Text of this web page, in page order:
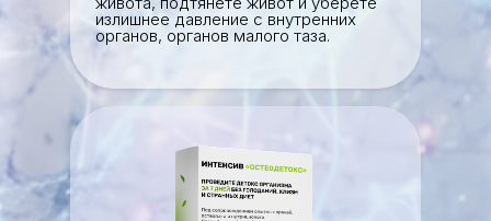
излишнее давление с внутренних
органов, органов малого таза.